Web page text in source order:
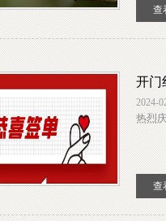
查
开门
2024-
热烈
查